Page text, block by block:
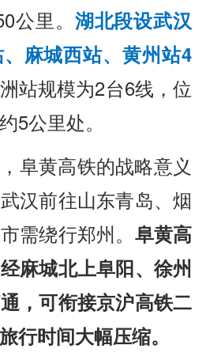
公里。 湖北段设武汉
麻城西站、黄州站4
站规模为2台6线，位
5公里处。
阜黄高铁的战略意义
汉前往山东青岛、烟
需绕行郑州。 阜黄高
麻城北上阜阳、徐州
，可衔接京沪高铁二
行时间大幅压缩。